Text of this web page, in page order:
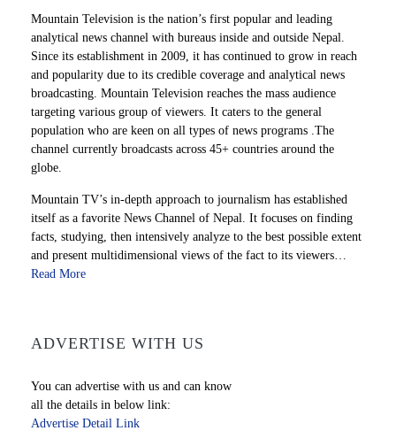
Mountain Television is the nation’s first popular and leading
analytical news channel with bureaus inside and outside Nepal.
Since its establishment in 2009, it has continued to grow in reach
and popularity due to its credible coverage and analytical news
broadcasting. Mountain Television reaches the mass audience
targeting various group of viewers. It caters to the general
population who are keen on all types of news programs .The
channel currently broadcasts across 45+ countries around the
globe.
Mountain TV’s in-depth approach to journalism has established
itself as a favorite News Channel of Nepal. It focuses on finding
facts, studying, then intensively analyze to the best possible extent
and present multidimensional views of the fact to its viewers…
Read More
ADVERTISE WITH US
You can advertise with us and can know
all the details in below link:
Advertise Detail Link